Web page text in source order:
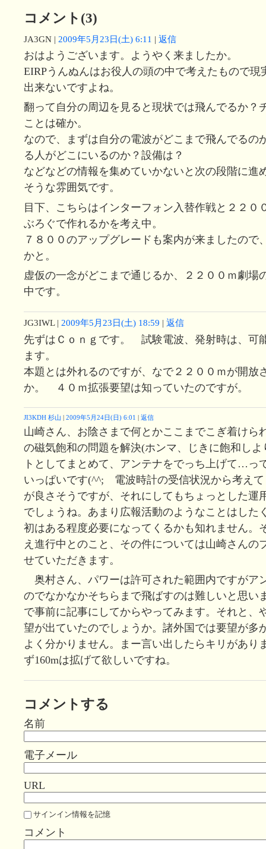
コメント(3)
JA3GN | 2009年5月23日(土) 6:11 | 返信
おはようございます。ようやく来ましたか。
EIRPうんぬんはお役人の頭の中で考えたもので現
出来ないですよね。
翻って自分の周辺を見ると現状では飛んでるか？
ことは確か。
なので、まずは自分の電波がどこまで飛んでるの
る人がどこにいるのか？設備は？
などなどの情報を集めていかないと次の段階に進
そうな雰囲気です。
目下、こちらはインターフォン入替作戦と２２０
ぶろぐで作れるかを考え中。
７８００のアップグレードも案内が来ましたので
かと。
虚仮の一念がどこまで通じるか、２２００ｍ劇場
中です。
JG3IWL| 2009年5月23日(土) 18:59 | 返信
先ずはＣｏｎｇです。 試験電波、発射時は、可
ます。
本題とは外れるのですが、なで２２００ｍが開放
か。 ４０ｍ拡張要望は知っていたのですが。
JI3KDH 杉山 | 2009年5月24日(日) 6:01 | 返信
山崎さん、お陰さまで何とかここまでこぎ着けら
の磁気飽和の問題を解決(ホンマ、じきに飽和し
トとしてまとめて、アンテナをでっち上げて…っ
いっぱいです(^^; 電波時計の受信状況から考え
が良さそうですが、それにしてもちょっとした運
でしょうね。あまり広報活動のようなことはした
初はある程度必要になってくるかも知れません。
え進行中とのこと、その件については山崎さんの
せていただきます。
奥村さん、パワーは許可された範囲内ですがア
のでなかなかそちらまで飛ばすのは難しいと思い
で事前に記事にしてからやってみます。それと、
望が出ていたのでしょうか。諸外国では要望が多
よく分かりません。まー言い出したらキリがあり
ず160mは拡げて欲しいですね。
コメントする
名前
電子メール
URL
サインイン情報を記憶
コメント